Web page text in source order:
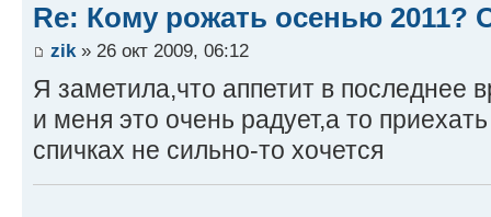
Re: Кому рожать осенью 2011?
zik » 26 окт 2009, 06:12
Я заметила,что аппетит в последнее
и меня это очень радует,а то
спичках не сильно-то хочется